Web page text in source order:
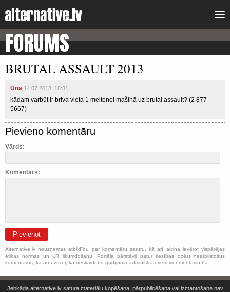
FORUMS
BRUTAL ASSAULT 2013
Una 14.07.2013. 18:31
kādam varbūt ir briva vieta 1 meitenei mašīnā uz brutal assault? (2 877
5667)
Pievieno komentāru
Vārds:
Komentārs:
Pievienot
Alternative.lv neuzņemas atbildību par komentāru saturu, kā arī aicina ievērot vispārējas
ētikas normas un LR likumdošanu. Portāla pārstāvji patur tiesības dzēst neatbilstošus
komentārus, kā arī uzsver, ka neskaidrību gadījumā administratoriem vienmēr taisnība.
Jebkāda alternative.lv satura materiālu kopēšana, pārpublicēšana vai izmantošana nav